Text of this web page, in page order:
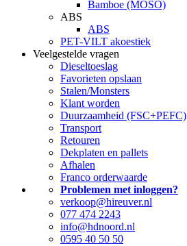
Bamboe (MOSO)
ABS
ABS
PET-VILT akoestiek
Veelgestelde vragen
Dieseltoeslag
Favorieten opslaan
Stalen/Monsters
Klant worden
Duurzaamheid (FSC+PEFC)
Transport
Retouren
Dekplaten en pallets
Afhalen
Franco orderwaarde
Problemen met inloggen?
verkoop@hireuver.nl
077 474 2243
info@hdnoord.nl
0595 40 50 50